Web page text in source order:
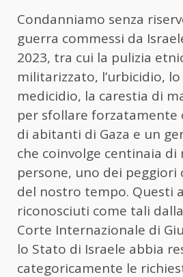
Condanniamo senza
guerra commessi da
2023, tra cui la pulizia
militarizzato, l’urbicidio,
medicidio, la carestia di
per sfollare
di abitanti di Gaza e un
che coinvolge centinaia di
persone, uno dei peggiori
del nostro tempo. Questi
riconosciuti come tali
Corte Internazionale di
lo Stato di Israele abbia
categoricamente le